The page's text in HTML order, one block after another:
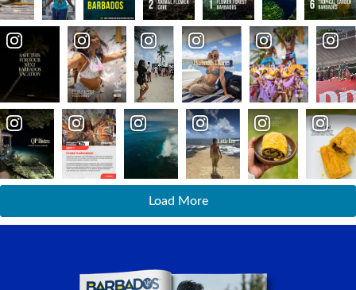
Load More